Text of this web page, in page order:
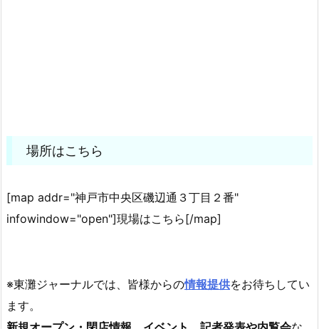
場所はこちら
[map addr="神戸市中央区磯辺通３丁目２番"
infowindow="open"]現場はこちら[/map]
※東灘ジャーナルでは、皆様からの情報提供をお待ちしてい
ます。